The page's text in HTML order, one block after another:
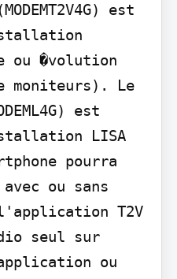
est
ou �volution
moniteurs). Le
est
LISA
pourra
ou sans
T2V
seul sur
ou